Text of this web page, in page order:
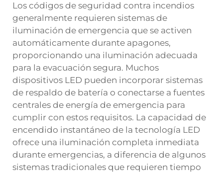
Los códigos de seguridad contra incendios
generalmente requieren sistemas de
iluminación de emergencia que se activen
automáticamente durante apagones,
proporcionando una iluminación adecuada
para la evacuación segura. Muchos
dispositivos LED pueden incorporar sistemas
de respaldo de batería o conectarse a fuentes
centrales de energía de emergencia para
cumplir con estos requisitos. La capacidad de
encendido instantáneo de la tecnología LED
ofrece una iluminación completa inmediata
durante emergencias, a diferencia de algunos
sistemas tradicionales que requieren tiempo